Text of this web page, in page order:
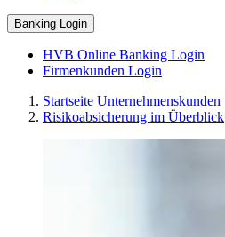
Banking Login
HVB Online Banking Login
Firmenkunden Login
Startseite Unternehmenskunden
Risikoabsicherung im Überblick